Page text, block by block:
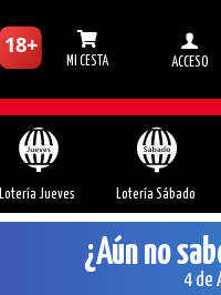
MI CESTA ACCESO
Lotería Jueves Lotería Sábado
¿Aún no
4 de